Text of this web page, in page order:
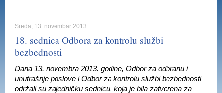
Sreda, 13. novembar 2013.
18. sednica Odbora za kontrolu službi
bezbednosti
Dana 13. novembra 2013. godine, Odbor za odbranu i
unutrašnje poslove i Odbor za kontrolu službi bezbednosti
održali su zajedničku sednicu, koja je bila zatvorena za